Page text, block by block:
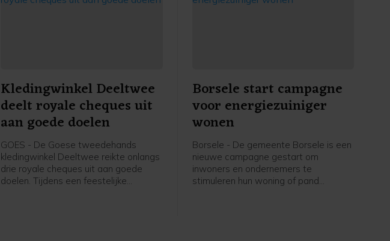
Kledingwinkel Deeltwee
deelt royale cheques uit
aan goede doelen
GOES - De Goese tweedehands
kledingwinkel Deeltwee reikte onlangs
drie royale cheques uit aan goede
doelen. Tijdens een feestelijke
Borsele start campagne
voor energiezuiniger
wonen
Borsele - De gemeente Borsele is een
nieuwe campagne gestart om
inwoners en ondernemers te
stimuleren hun woning of pand